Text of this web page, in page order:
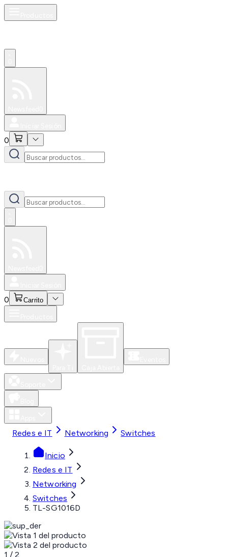
0
0 Carrito
Redes e IT Networking Switches
Inicio
Redes e IT
Networking
Switches
TL-SG1016D
1 / 2